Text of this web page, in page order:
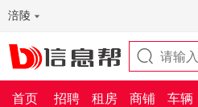
涪陵
首页 招聘 租房 商铺 车辆